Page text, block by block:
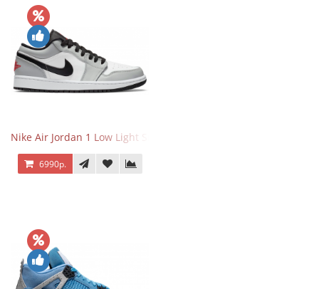
Nike Air Jordan 1 Low Light Smoke Grey
6990р.